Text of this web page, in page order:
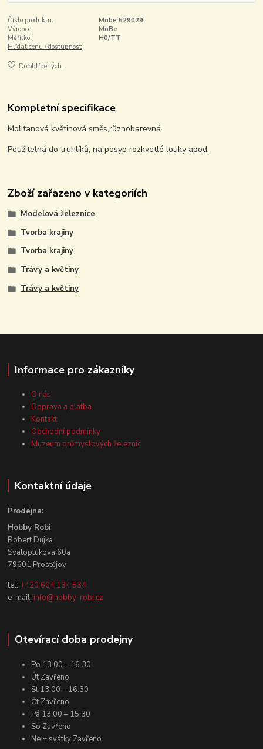
Číslo produktu:
Mobe 529029
Výrobce:
MoBe
Měřítko:
H0/TT
Hlídat cenu / dostupnost
Do oblíbených
Kompletní specifikace
Molitanová květinová směs,různobarevná.
Použitelná do truhlíků, na posyp rozkvetlé louky apod.
Zboží zařazeno v kategoriích
Modelová železnice
Tvorba krajiny
Tvorba krajiny
Trávy a květiny
Trávy a květiny
Informace pro zákazníky
O nás
Doprava a platba
Kontakt
Obchodní podmínky
Muzeum průmyslových železnic
Kontaktní údaje
Prodejna:
Hobby Robi
Robert Dujka
Svatoplukova 60a
79601 Prostějov
tel: +420 604 134 534
e-mail: info@hobby-robi.cz
Otevírací doba prodejny
Po 13.00 – 16.30
Út Zavřeno
St 13.00 – 16.30
Čt Zavřeno
Pá 13.00 – 15.30
So Zavřeno
Ne + svátky Zavřeno